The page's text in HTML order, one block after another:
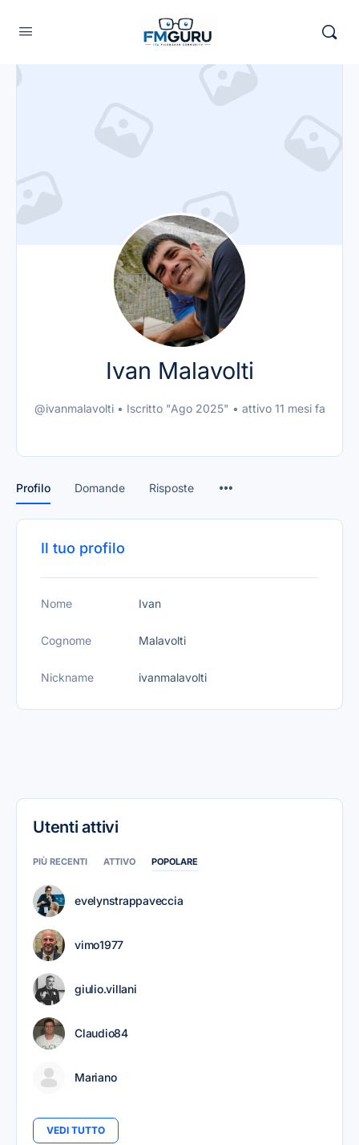
Ivan Malavolti
@ivanmalavolti • Iscritto "Ago 2025" • attivo 11 mesi fa
Profilo Domande Risposte
Il tuo profilo
Nome Ivan
Cognome Malavolti
Nickname ivanmalavolti
Utenti attivi
PIÙ RECENTI ATTIVO POPOLARE
evelynstrappaveccia
vimo1977
giulio.villani
Claudio84
Mariano
VEDI TUTTO